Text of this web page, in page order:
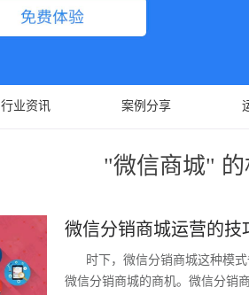
行业资讯 案例分享
"微信商城"
微信分销商城运营的技
时下，微信分销商城这种模
微信分销商城的商机。微信分销